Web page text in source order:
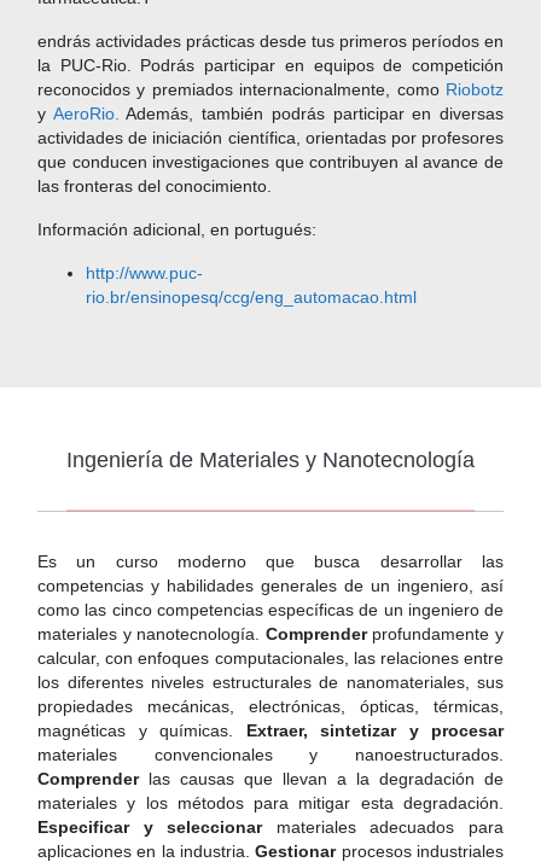
endrás actividades prácticas desde tus primeros períodos en
la PUC-Rio. Podrás participar en equipos de competición
reconocidos y premiados internacionalmente, como Riobotz
y AeroRio. Además, también podrás participar en diversas
actividades de iniciación científica, orientadas por profesores
que conducen investigaciones que contribuyen al avance de
las fronteras del conocimiento.
Información adicional, en portugués:
http://www.puc-
rio.br/ensinopesq/ccg/eng_automacao.html
Ingeniería de Materiales y Nanotecnología
Es un curso moderno que busca desarrollar las
competencias y habilidades generales de un ingeniero, así
como las cinco competencias específicas de un ingeniero de
materiales y nanotecnología. Comprenderprofundamente y
calcular, con enfoques computacionales, las relaciones entre
los diferentes niveles estructurales de nanomateriales, sus
propiedades mecánicas, electrónicas, ópticas, térmicas,
magnéticas y químicas. Extraer, sintetizar y procesar
materiales convencionales y nanoestructurados.
Comprenderlas causas que llevan a la degradación de
materiales y los métodos para mitigar esta degradación.
Especificar y seleccionar materiales adecuados para
aplicaciones en la industria.Gestionarprocesos industriales